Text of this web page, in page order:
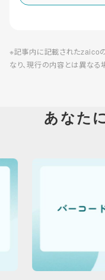
※記事内に記載されたzaico
なり、現行の内容とは異なる
あなた